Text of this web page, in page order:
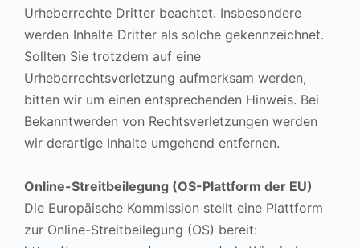
Urheberrechte Dritter beachtet. Insbesondere
werden Inhalte Dritter als solche gekennzeichnet.
Sollten Sie trotzdem auf eine
Urheberrechtsverletzung aufmerksam werden,
bitten wir um einen entsprechenden Hinweis. Bei
Bekanntwerden von Rechtsverletzungen werden
wir derartige Inhalte umgehend entfernen.
Online-Streitbeilegung (OS-Plattform der EU)
Die Europäische Kommission stellt eine Plattform
zur Online-Streitbeilegung (OS) bereit: